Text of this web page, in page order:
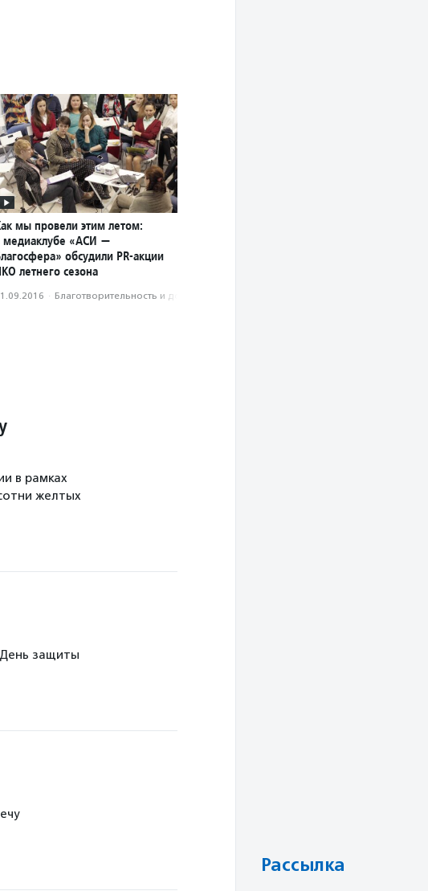
мы провели этим летом:
медиаклубе «АСИ —
обсудили PR-акции
летнего сезона
· Благотвори­тель­ность и доброволь­чест­во
в рамках
желтых
защиты
Рассылка